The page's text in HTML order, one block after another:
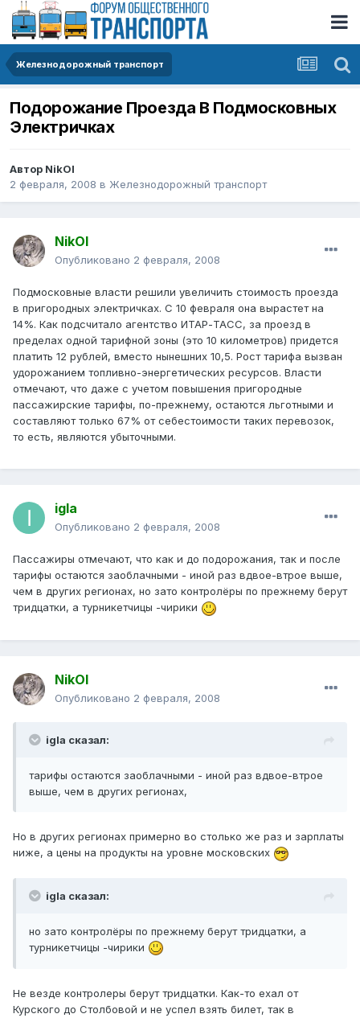
Железнодорожный транспорт
Подорожание Проезда В Подмосковных
Электричках
Автор NikOl
2 февраля, 2008 в Железнодорожный транспорт
NikOl
Опубликовано 2 февраля, 2008
Подмосковные власти решили увеличить стоимость проезда
в пригородных электричках. С 10 февраля она вырастет на
14%. Как подсчитало агентство ИТАР-ТАСС, за проезд в
пределах одной тарифной зоны (это 10 километров) придется
платить 12 рублей, вместо нынешних 10,5. Рост тарифа вызван
удорожанием топливно-энергетических ресурсов. Власти
отмечают, что даже с учетом повышения пригородные
пассажирские тарифы, по-прежнему, остаются льготными и
составляют только 67% от себестоимости таких перевозок,
то есть, являются убыточными.
igla
Опубликовано 2 февраля, 2008
Пассажиры отмечают, что как и до подорожания, так и после
тарифы остаются заоблачными - иной раз вдвое-втрое выше,
чем в других регионах, но зато контролёры по прежнему берут
тридцатки, а турникетчицы -чирики
NikOl
Опубликовано 2 февраля, 2008
igla сказал:
тарифы остаются заоблачными - иной раз вдвое-втрое
выше, чем в других регионах,
Но в других регионах примерно во столько же раз и зарплаты
ниже, а цены на продукты на уровне московских
igla сказал:
но зато контролёры по прежнему берут тридцатки, а
турникетчицы -чирики
Не везде контролеры берут тридцатки. Как-то ехал от
Курского до Столбовой и не успел взять билет, так в